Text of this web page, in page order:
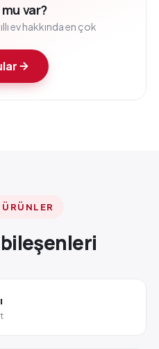
var?
ev hakkında en çok
bileşenleri